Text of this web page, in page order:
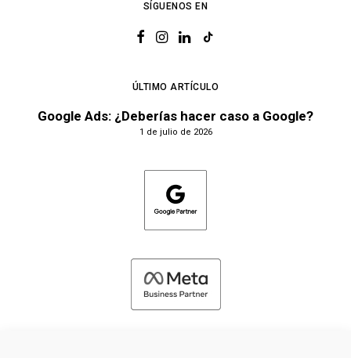
SÍGUENOS EN
ÚLTIMO ARTÍCULO
Google Ads: ¿Deberías hacer caso a Google?
1 de julio de 2026